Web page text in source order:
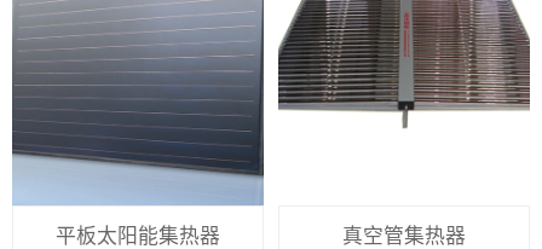
平板太阳能集热器 真空管集热器